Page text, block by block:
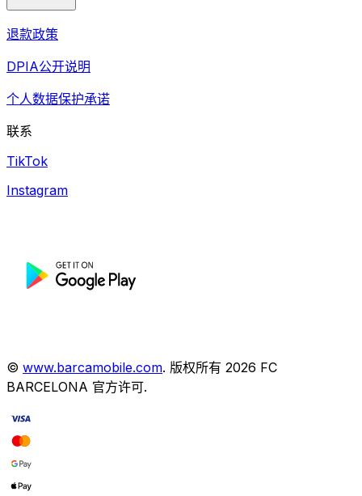
退款政策
DPIA公开说明
个人数据保护承诺
联系
TikTok
Instagram
© www.barcamobile.com. 版权所有 2026 FC
BARCELONA 官方许可.